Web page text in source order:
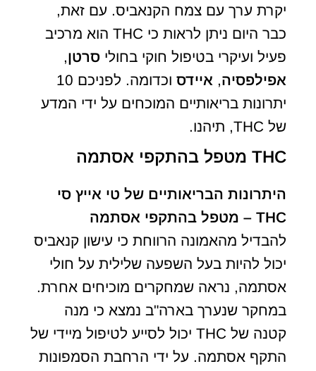
יקרת ערך עם צמח הקנאביס. עם זאת,
כבר היום ניתן לראות כי THC הוא מרכיב
פעיל ועיקרי בטיפול חוקי בחולי סרטן,
אפילפסיה, איידס
וכדומה. לפניכם 10
יתרונות בריאותיים המוכחים על ידי המדע
של THC, תיהנו.
THC מטפל בהתקפי אסתמה
היתרונות הבריאותיים של טי אייץ סי
THC – מטפל בהתקפי אסתמה
להבדיל מהאמונה הרווחת כי עישון קנאביס
יכול להיות בעל השפעה שלילית על חולי
אסתמה, נראה שמחקרים מוכיחים אחרת.
במחקר שנערך בארה"ב נמצא כי מנה
קטנה של THC יכול לסייע לטיפול מיידי של
התקף אסתמה. על ידי הרחבת הסמפונות